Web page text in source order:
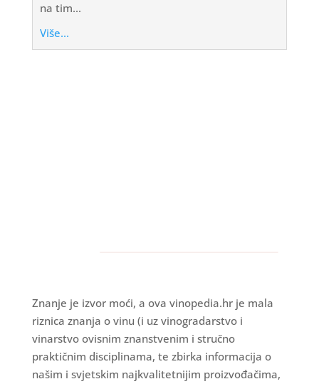
na tim...
Više...
Znanje je izvor moći, a ova vinopedia.hr je mala
riznica znanja o vinu (i uz vinogradarstvo i
vinarstvo ovisnim znanstvenim i stručno
praktičnim disciplinama, te zbirka informacija o
našim i svjetskim najkvalitetnijim proizvođačima,